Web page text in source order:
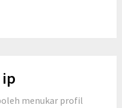
menukar profil